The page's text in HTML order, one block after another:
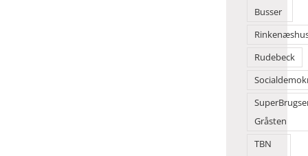
Busser
Rudebeck
Gråsten
TBN